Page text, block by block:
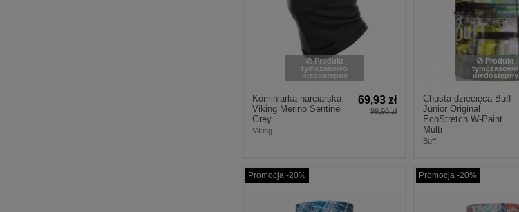
Produkt
tymczasowo
niedostępny
Kominiarka narciarska
Viking Merino Sentinel
Grey
Viking
69,93 zł
99,90 zł
Produkt
tymczasowo
niedostępny
Chusta dziecięca Buff
Junior Original
EcoStretch W-Paint
Multi
Buff
Promocja -20% Promocja -20%